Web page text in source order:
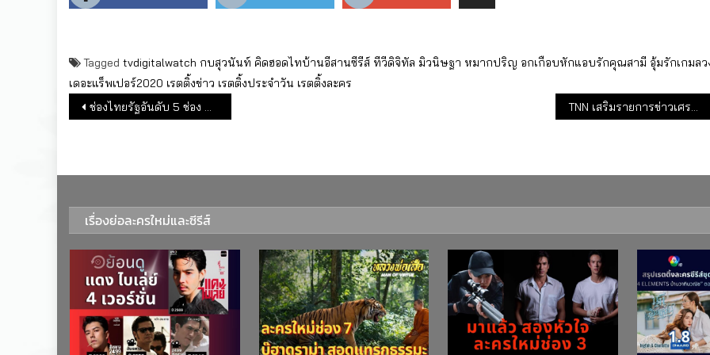
Tagged tvdigitalwatch กบสุวนันท์ คิดฮอดไทบ้านอีสานซีรีส์ ทีวีดิจิทัล มิวนิษฐา หมากปริญ อกเกือบหักแอบรักคุณสามี อุ้มรักเกมลว
เดอะแร็พเปอร์2020 เรตติ้งข่าว เรตติ้งประจำวัน เรตติ้งละคร
แนะแนวเรื่อง
ช่องไทยรัฐอันดับ 5 ช่อง One ตกเป็นอันดับ 6 สองสัปดาห์ติดต่อกัน TNN เสริมรายการข่าวเศรษฐกิจ Business Watch จับกระแสธุรกิจ
เรื่องย่อละครใหม่และซีรีส์